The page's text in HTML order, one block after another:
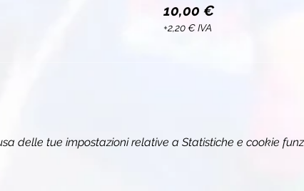
10,00 €
+2,20 € IVA
delle tue impostazioni relative a Statistiche e cookie